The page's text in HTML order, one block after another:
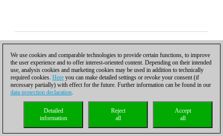
Política de privacidad|Pie de imprenta|Para contactar|Cookies Management|
© 2017 ChessBase GmbH | Osterbekstraße 90a | 22083 Hamburgo | Alemania
coldest news
We use cookies and comparable technologies to provide certain functions, to improve
the user experience and to offer interest-oriented content. Depending on their intended
use, analysis cookies and marketing cookies may be used in addition to technically
required cookies. Here you can make detailed settings or revoke your consent (if
necessary partially) with effect for the future. Further information can be found in our
data protection declaration.
Accept
all
Reject
all
Detailed
information